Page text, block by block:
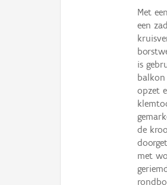
Met
een
is
opzet
de
met